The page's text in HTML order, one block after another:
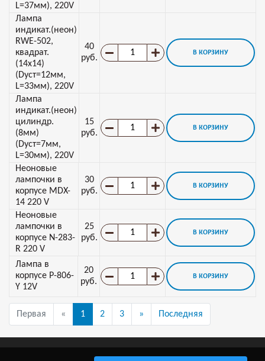
L=37мм), 220V
Лампа
индикат.(неон)
RWE-502,
квадрат.
(14х14)
(Dуст=12мм,
L=33мм), 220V
40
руб.
В КОРЗИНУ
Лампа
индикат.(неон)
цилиндр.
(8мм)
(Dуст=7мм,
L=30мм), 220V
15
руб.
В КОРЗИНУ
Неоновые
лампочки в
корпусе MDX-
14 220 V
30
руб.
В КОРЗИНУ
Неоновые
лампочки в
корпусе N-283-
R 220 V
25
руб.
В КОРЗИНУ
Лампа в
корпусе P-806-
Y 12V
20
руб.
В КОРЗИНУ
Первая « 1 2 3 » Последняя